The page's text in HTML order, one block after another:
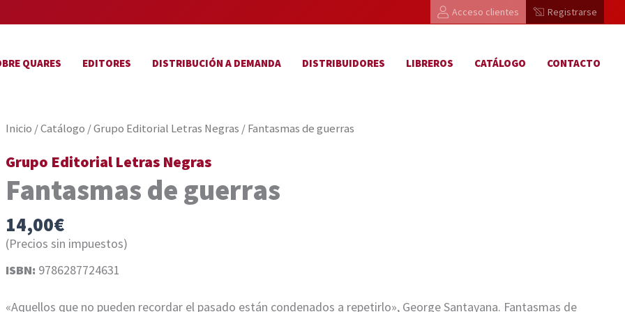
Acceso clientes Registrarse
QUARES EDITORES DISTRIBUCIÓN A DEMANDA DISTRIBUIDORES LIBREROS CATÁLOGO CONTACTO
Inicio /Catálogo /Grupo Editorial Letras Negras / Fantasmas de guerras
Grupo Editorial Letras Negras
Fantasmas de guerras
14,00€
(Precios sin impuestos)
ISBN: 9786287724631
«Aquellos que no pueden recordar el pasado están condenados a repetirlo», George Santayana. Fantasmas de